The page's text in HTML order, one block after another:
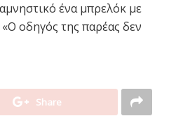
ένα μπρελόκ με
οδηγός της παρέας δεν
Share